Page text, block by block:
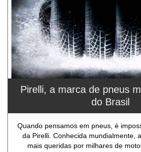
Pirelli, a marca de pneus
do Brasil
Quando pensamos em pneus, é
da Pirelli. Conhecida mundialmente,
mais queridas por milhares de